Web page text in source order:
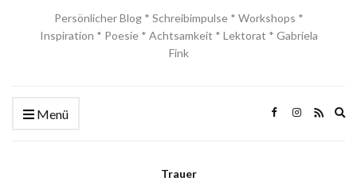
Persönlicher Blog * Schreibimpulse * Workshops *
Inspiration * Poesie * Achtsamkeit * Lektorat * Gabriela
Fink
Menü
Trauer